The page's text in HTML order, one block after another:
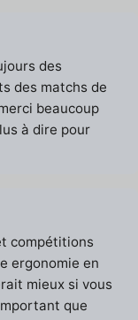
des
des matchs de
beaucoup
à dire pour
compétitions
ergonomie en
mieux si vous
que